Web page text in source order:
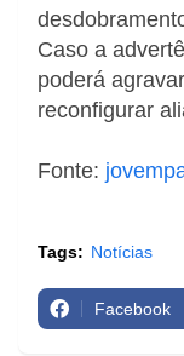
Caso a
poderá
reconfigurar
Fonte:
Tags: Notícias
Facebook